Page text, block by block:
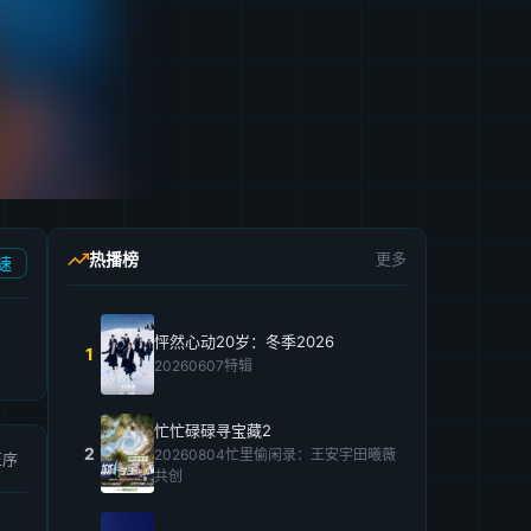
热播榜 更多
1
怦然心动20岁：冬季2026
20260607特辑
2
忙忙碌碌寻宝藏2
20260804忙里偷闲录：王安宇田曦薇
共创